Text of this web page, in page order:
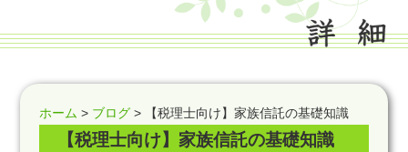
ホーム > ブログ> 【税理士向け】家族信託の基礎知識
【税理士向け】家族信託の基礎知識